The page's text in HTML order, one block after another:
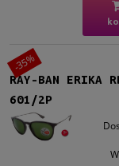
Transparent (Clear)
Kolor soczewki
Szary(7)
Brązowy
RAY-BAN ERIKA
601/2P
-35%